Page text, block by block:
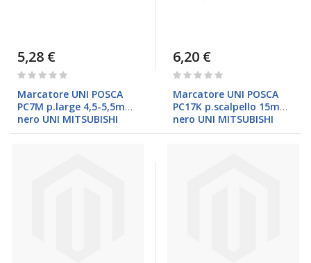
5,28 €
Rating:
Marcatore UNI POSCA
PC7M p.large 4,5-5,5mm
nero UNI MITSUBISHI
6,20 €
Rating:
Marcatore UNI POSCA
PC17K p.scalpello 15mm
nero UNI MITSUBISHI